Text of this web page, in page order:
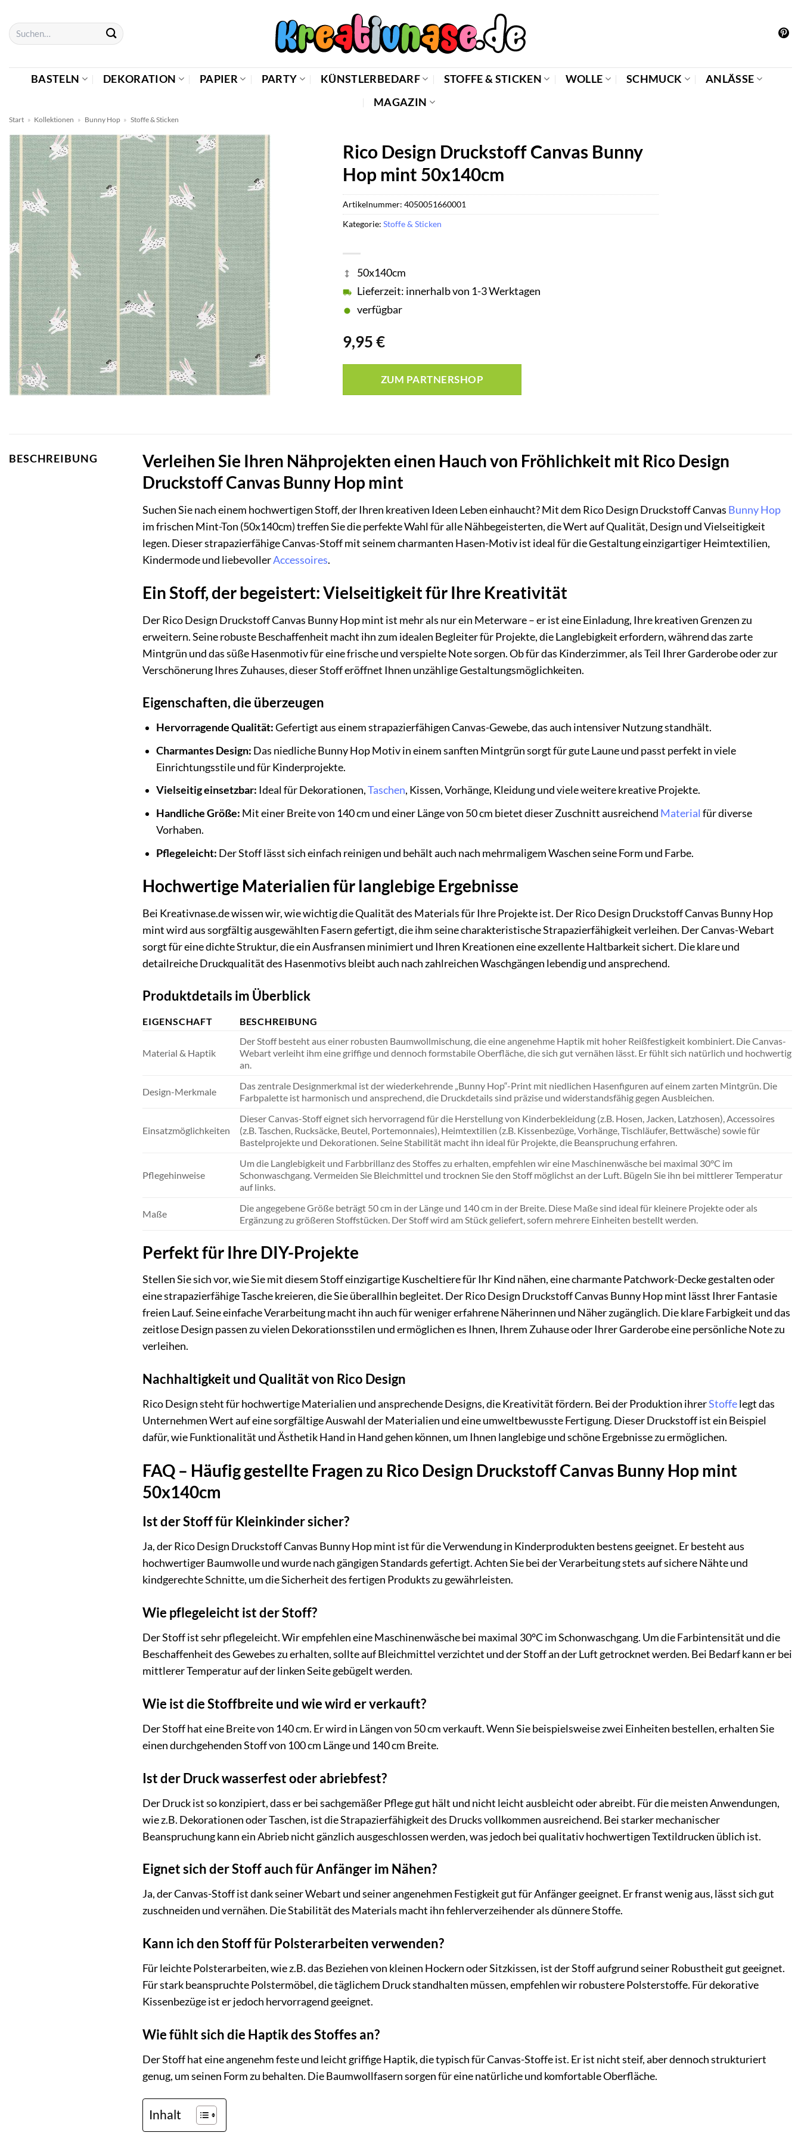
Inhalt
springen
Suchen
nach:
BASTELN DEKORATION PAPIER PARTY KÜNSTLERBEDARF STOFFE & STICKEN WOLLE SCHMUCK
ANLÄSSE
MAGAZIN
Start » Kollektionen » Bunny Hop » Stoffe & Sticken
Rico Design Druckstoff Canvas Bunny
Hop mint 50x140cm
9,95€
50x140cm
Lieferzeit: innerhalb von 1-3 Werktagen
verfügbar
ZUM PARTNERSHOP
Artikelnummer: 4050051660001
Kategorie: Stoffe & Sticken
BESCHREIBUNG
Verleihen Sie Ihren Nähprojekten einen Hauch von Fröhlichkeit mit Rico Design
Druckstoff Canvas Bunny Hop mint
Suchen Sie nach einem hochwertigen Stoff, der Ihren kreativen Ideen Leben einhaucht? Mit dem Rico Design Druckstoff Canvas Bunny Hop
im frischen Mint-Ton (50x140cm) treffen Sie die perfekte Wahl für alle Nähbegeisterten, die Wert auf Qualität, Design und Vielseitigkeit
legen. Dieser strapazierfähige Canvas-Stoff mit seinem charmanten Hasen-Motiv ist ideal für die Gestaltung einzigartiger Heimtextilien,
Kindermode und liebevollerAccessoires.
Ein Stoff, der begeistert: Vielseitigkeit für Ihre Kreativität
Der Rico Design Druckstoff Canvas Bunny Hop mint ist mehr als nur ein Meterware – er ist eine Einladung, Ihre kreativen Grenzen zu
erweitern. Seine robuste Beschaffenheit macht ihn zum idealen Begleiter für Projekte, die Langlebigkeit erfordern, während das zarte
Mintgrün und das süße Hasenmotiv für eine frische und verspielte Note sorgen. Ob für das Kinderzimmer, als Teil Ihrer Garderobe oder zur
Verschönerung Ihres Zuhauses, dieser Stoff eröffnet Ihnen unzählige Gestaltungsmöglichkeiten.
Eigenschaften, die überzeugen
Hervorragende Qualität:Gefertigt aus einem strapazierfähigen Canvas-Gewebe, das auch intensiver Nutzung standhält.
Charmantes Design: Das niedliche Bunny Hop Motiv in einem sanften Mintgrün sorgt für gute Laune und passt perfekt in viele
Einrichtungsstile und für Kinderprojekte.
Vielseitig einsetzbar: Ideal für Dekorationen,Taschen, Kissen, Vorhänge, Kleidung und viele weitere kreative Projekte.
Handliche Größe: Mit einer Breite von 140 cm und einer Länge von 50 cm bietet dieser Zuschnitt ausreichend Material für diverse
Vorhaben.
Pflegeleicht: Der Stoff lässt sich einfach reinigen und behält auch nach mehrmaligem Waschen seine Form und Farbe.
Hochwertige Materialien für langlebige Ergebnisse
Bei Kreativnase.de wissen wir, wie wichtig die Qualität des Materials für Ihre Projekte ist. Der Rico Design Druckstoff Canvas Bunny Hop
mint wird aus sorgfältig ausgewählten Fasern gefertigt, die ihm seine charakteristische Strapazierfähigkeit verleihen. Der Canvas-Webart
sorgt für eine dichte Struktur, die ein Ausfransen minimiert und Ihren Kreationen eine exzellente Haltbarkeit sichert. Die klare und
detailreiche Druckqualität des Hasenmotivs bleibt auch nach zahlreichen Waschgängen lebendig und ansprechend.
Produktdetails im Überblick
EIGENSCHAFT BESCHREIBUNG
Material & Haptik
Der Stoff besteht aus einer robusten Baumwollmischung, die eine angenehme Haptik mit hoher Reißfestigkeit kombiniert. Die Canvas-
Webart verleiht ihm eine griffige und dennoch formstabile Oberfläche, die sich gut vernähen lässt. Er fühlt sich natürlich und hochwertig
an.
Design-Merkmale
Das zentrale Designmerkmal ist der wiederkehrende „Bunny Hop“-Print mit niedlichen Hasenfiguren auf einem zarten Mintgrün. Die
Farbpalette ist harmonisch und ansprechend, die Druckdetails sind präzise und widerstandsfähig gegen Ausbleichen.
Einsatzmöglichkeiten
Dieser Canvas-Stoff eignet sich hervorragend für die Herstellung von Kinderbekleidung (z.B. Hosen, Jacken, Latzhosen), Accessoires
(z.B. Taschen, Rucksäcke, Beutel, Portemonnaies), Heimtextilien (z.B. Kissenbezüge, Vorhänge, Tischläufer, Bettwäsche) sowie für
Bastelprojekte und Dekorationen. Seine Stabilität macht ihn ideal für Projekte, die Beanspruchung erfahren.
Pflegehinweise
Um die Langlebigkeit und Farbbrillanz des Stoffes zu erhalten, empfehlen wir eine Maschinenwäsche bei maximal 30°C im
Schonwaschgang. Vermeiden Sie Bleichmittel und trocknen Sie den Stoff möglichst an der Luft. Bügeln Sie ihn bei mittlerer Temperatur
auf links.
Maße
Die angegebene Größe beträgt 50 cm in der Länge und 140 cm in der Breite. Diese Maße sind ideal für kleinere Projekte oder als
Ergänzung zu größeren Stoffstücken. Der Stoff wird am Stück geliefert, sofern mehrere Einheiten bestellt werden.
Perfekt für Ihre DIY-Projekte
Stellen Sie sich vor, wie Sie mit diesem Stoff einzigartige Kuscheltiere für Ihr Kind nähen, eine charmante Patchwork-Decke gestalten oder
eine strapazierfähige Tasche kreieren, die Sie überallhin begleitet. Der Rico Design Druckstoff Canvas Bunny Hop mint lässt Ihrer Fantasie
freien Lauf. Seine einfache Verarbeitung macht ihn auch für weniger erfahrene Näherinnen und Näher zugänglich. Die klare Farbigkeit und das
zeitlose Design passen zu vielen Dekorationsstilen und ermöglichen es Ihnen, Ihrem Zuhause oder Ihrer Garderobe eine persönliche Note zu
verleihen.
Nachhaltigkeit und Qualität von Rico Design
Rico Design steht für hochwertige Materialien und ansprechende Designs, die Kreativität fördern. Bei der Produktion ihrerStoffelegt das
Unternehmen Wert auf eine sorgfältige Auswahl der Materialien und eine umweltbewusste Fertigung. Dieser Druckstoff ist ein Beispiel
dafür, wie Funktionalität und Ästhetik Hand in Hand gehen können, um Ihnen langlebige und schöne Ergebnisse zu ermöglichen.
FAQ – Häufig gestellte Fragen zu Rico Design Druckstoff Canvas Bunny Hop mint
50x140cm
Ist der Stoff für Kleinkinder sicher?
Ja, der Rico Design Druckstoff Canvas Bunny Hop mint ist für die Verwendung in Kinderprodukten bestens geeignet. Er besteht aus
hochwertiger Baumwolle und wurde nach gängigen Standards gefertigt. Achten Sie bei der Verarbeitung stets auf sichere Nähte und
kindgerechte Schnitte, um die Sicherheit des fertigen Produkts zu gewährleisten.
Wie pflegeleicht ist der Stoff?
Der Stoff ist sehr pflegeleicht. Wir empfehlen eine Maschinenwäsche bei maximal 30°C im Schonwaschgang. Um die Farbintensität und die
Beschaffenheit des Gewebes zu erhalten, sollte auf Bleichmittel verzichtet und der Stoff an der Luft getrocknet werden. Bei Bedarf kann er bei
mittlerer Temperatur auf der linken Seite gebügelt werden.
Wie ist die Stoffbreite und wie wird er verkauft?
Der Stoff hat eine Breite von 140 cm. Er wird in Längen von 50 cm verkauft. Wenn Sie beispielsweise zwei Einheiten bestellen, erhalten Sie
einen durchgehenden Stoff von 100 cm Länge und 140 cm Breite.
Ist der Druck wasserfest oder abriebfest?
Der Druck ist so konzipiert, dass er bei sachgemäßer Pflege gut hält und nicht leicht ausbleicht oder abreibt. Für die meisten Anwendungen,
wie z.B. Dekorationen oder Taschen, ist die Strapazierfähigkeit des Drucks vollkommen ausreichend. Bei starker mechanischer
Beanspruchung kann ein Abrieb nicht gänzlich ausgeschlossen werden, was jedoch bei qualitativ hochwertigen Textildrucken üblich ist.
Eignet sich der Stoff auch für Anfänger im Nähen?
Ja, der Canvas-Stoff ist dank seiner Webart und seiner angenehmen Festigkeit gut für Anfänger geeignet. Er franst wenig aus, lässt sich gut
zuschneiden und vernähen. Die Stabilität des Materials macht ihn fehlerverzeihender als dünnere Stoffe.
Kann ich den Stoff für Polsterarbeiten verwenden?
Für leichte Polsterarbeiten, wie z.B. das Beziehen von kleinen Hockern oder Sitzkissen, ist der Stoff aufgrund seiner Robustheit gut geeignet.
Für stark beanspruchte Polstermöbel, die täglichem Druck standhalten müssen, empfehlen wir robustere Polsterstoffe. Für dekorative
Kissenbezüge ist er jedoch hervorragend geeignet.
Wie fühlt sich die Haptik des Stoffes an?
Der Stoff hat eine angenehm feste und leicht griffige Haptik, die typisch für Canvas-Stoffe ist. Er ist nicht steif, aber dennoch strukturiert
genug, um seinen Form zu behalten. Die Baumwollfasern sorgen für eine natürliche und komfortable Oberfläche.
Inhalt